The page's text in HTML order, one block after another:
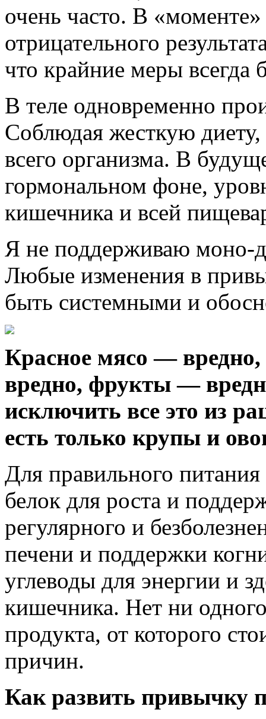
очень часто. В
отрицательного
что крайние меры всегда
В теле одновременно
Соблюдая жесткую
всего организма. В
гормональном фоне,
кишечника и всей
Я не поддерживаю моно-
Любые изменения в
быть системными и
Красное мясо —
вредно, фрукты —
исключить все это из
есть только крупы и
Для правильного
белок для роста и
регулярного и
печени и поддержки
углеводы для энергии и
кишечника. Нет ни
продукта, от которого
причин.
Как развить привычку